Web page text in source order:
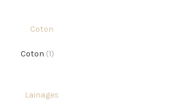
Coton (1)